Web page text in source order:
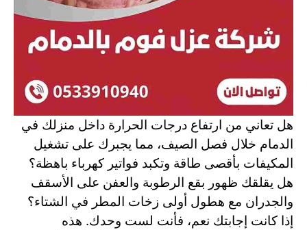
هل تعاني من ارتفاع درجات الحرارة داخل منزلك في
الدمام خلال فصل الصيف، مما يجبرك على تشغيل
المكيفات بأقصى طاقة وتكبد فواتير كهرباء باهظة؟
هل يقلقك ظهور بقع الرطوبة والعفن على الأسقف
والجدران مع هطول أولى زخات المطر في الشتاء؟
إذا كانت إجابتك نعم، فأنت لست وحدك. هذه